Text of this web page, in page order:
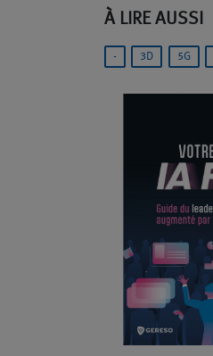
À LIRE AUSSI
- 3D 5G